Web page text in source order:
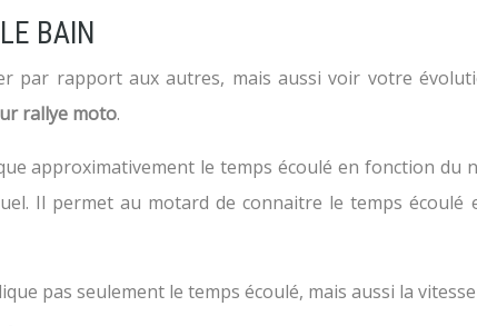
BAIN
par rapport aux autres, mais aussi voir votre
rallye moto.
approximativement le temps écoulé en fonction du
Il permet au motard de connaitre le temps
pas seulement le temps écoulé, mais aussi la